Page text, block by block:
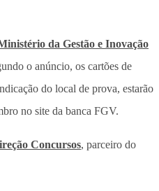
da Gestão e Inovação
o anúncio, os cartões de
do local de prova, estarão
no site da banca FGV.
Concursos, parceiro do